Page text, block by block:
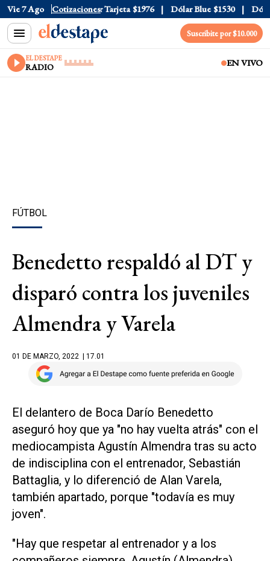
Vie 7 Ago Cotizaciones
$1520 Dólar Tarjeta $1976 Dólar Blue $1530 Dólar
Suscribite por $10.000
EL DESTAPE
RADIO EN VIVO
FÚTBOL
Benedetto respaldó al DT y
disparó contra los juveniles
Almendra y Varela
01 DE MARZO, 2022 | 17.01
El delantero de Boca Darío Benedetto
aseguró hoy que ya "no hay vuelta atrás" con el
mediocampista Agustín Almendra tras su acto
de indisciplina con el entrenador, Sebastián
Battaglia, y lo diferenció de Alan Varela,
también apartado, porque "todavía es muy
joven".
"Hay que respetar al entrenador y a los